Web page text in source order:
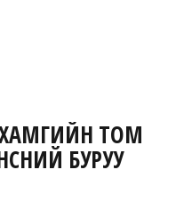
ТОМ
БУРУУ